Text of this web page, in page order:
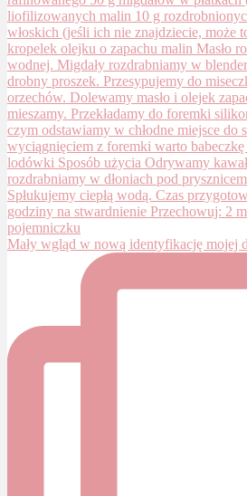
Mały wgląd w nową identyfikację mojej